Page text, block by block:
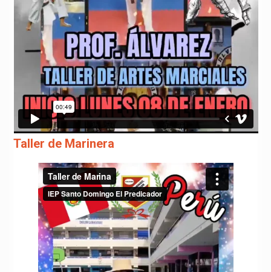
Taller de Marinera